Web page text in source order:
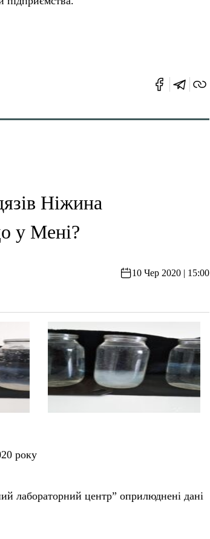
Ніжина
у Мені?
10 Чер 2020 | 15:00
року
лабораторний центр” оприлюднені дані